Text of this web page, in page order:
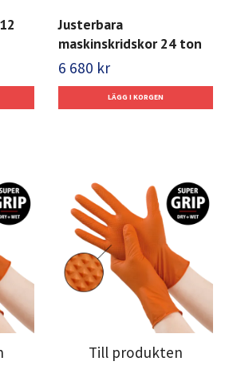
Justerbara
maskinskridskor 24 ton
6 680 kr
Till produkten